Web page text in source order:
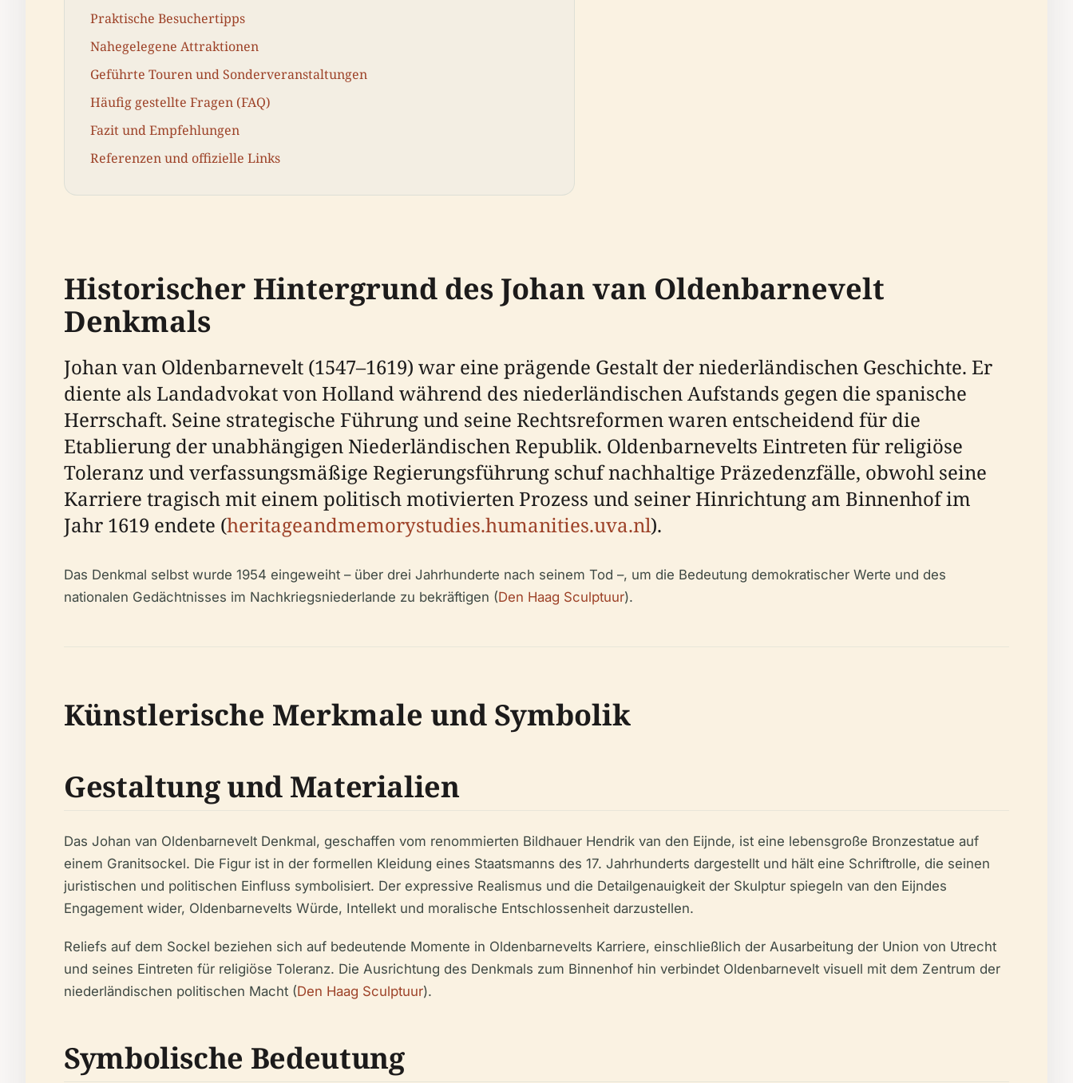
Praktische Besuchertipps
Nahegelegene Attraktionen
Geführte Touren und Sonderveranstaltungen
Häufig gestellte Fragen (FAQ)
Fazit und Empfehlungen
Referenzen und offizielle Links
Historischer Hintergrund des Johan van Oldenbarnevelt
Denkmals
Johan van Oldenbarnevelt (1547–1619) war eine prägende Gestalt der niederländischen Geschichte. Er
diente als Landadvokat von Holland während des niederländischen Aufstands gegen die spanische
Herrschaft. Seine strategische Führung und seine Rechtsreformen waren entscheidend für die
Etablierung der unabhängigen Niederländischen Republik. Oldenbarnevelts Eintreten für religiöse
Toleranz und verfassungsmäßige Regierungsführung schuf nachhaltige Präzedenzfälle, obwohl seine
Karriere tragisch mit einem politisch motivierten Prozess und seiner Hinrichtung am Binnenhof im
Jahr 1619 endete (heritageandmemorystudies.humanities.uva.nl).
Das Denkmal selbst wurde 1954 eingeweiht – über drei Jahrhunderte nach seinem Tod –, um die Bedeutung demokratischer Werte und des
nationalen Gedächtnisses im Nachkriegsniederlande zu bekräftigen (Den Haag Sculptuur).
Künstlerische Merkmale und Symbolik
Gestaltung und Materialien
Das Johan van Oldenbarnevelt Denkmal, geschaffen vom renommierten Bildhauer Hendrik van den Eijnde, ist eine lebensgroße Bronzestatue auf
einem Granitsockel. Die Figur ist in der formellen Kleidung eines Staatsmanns des 17. Jahrhunderts dargestellt und hält eine Schriftrolle, die seinen
juristischen und politischen Einfluss symbolisiert. Der expressive Realismus und die Detailgenauigkeit der Skulptur spiegeln van den Eijndes
Engagement wider, Oldenbarnevelts Würde, Intellekt und moralische Entschlossenheit darzustellen.
Reliefs auf dem Sockel beziehen sich auf bedeutende Momente in Oldenbarnevelts Karriere, einschließlich der Ausarbeitung der Union von Utrecht
und seines Eintreten für religiöse Toleranz. Die Ausrichtung des Denkmals zum Binnenhof hin verbindet Oldenbarnevelt visuell mit dem Zentrum der
niederländischen politischen Macht (Den Haag Sculptuur).
Symbolische Bedeutung